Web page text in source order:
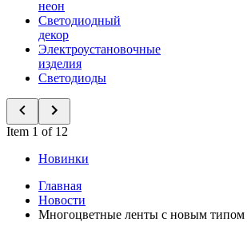
неон
Светодиодный
декор
Электроустановочные
изделия
Светодиоды
Item 1 of 12
Новинки
Главная
Новости
Многоцветные ленты с новым типом